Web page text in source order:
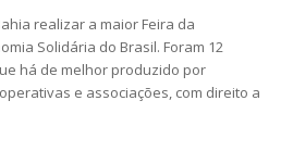
realizar a maior Feira da
Solidária do Brasil. Foram 12
há de melhor produzido por
e associações, com direito a